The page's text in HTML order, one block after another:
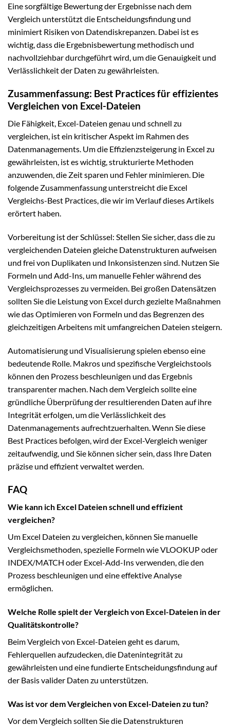
Eine sorgfältige Bewertung der Ergebnisse nach dem
Vergleich unterstützt die Entscheidungsfindung und
minimiert Risiken von Datendiskrepanzen. Dabei ist es
wichtig, dass die Ergebnisbewertung methodisch und
nachvollziehbar durchgeführt wird, um die Genauigkeit und
Verlässlichkeit der Daten zu gewährleisten.
Zusammenfassung: Best Practices für effizientes
Vergleichen von Excel-Dateien
Die Fähigkeit, Excel-Dateien genau und schnell zu
vergleichen, ist ein kritischer Aspekt im Rahmen des
Datenmanagements. Um die Effizienzsteigerung in Excel zu
gewährleisten, ist es wichtig, strukturierte Methoden
anzuwenden, die Zeit sparen und Fehler minimieren. Die
folgende Zusammenfassung unterstreicht die Excel
Vergleichs-Best Practices, die wir im Verlauf dieses Artikels
erörtert haben.
Vorbereitung ist der Schlüssel: Stellen Sie sicher, dass die zu
vergleichenden Dateien gleiche Datenstrukturen aufweisen
und frei von Duplikaten und Inkonsistenzen sind. Nutzen Sie
Formeln und Add-Ins, um manuelle Fehler während des
Vergleichsprozesses zu vermeiden. Bei großen Datensätzen
sollten Sie die Leistung von Excel durch gezielte Maßnahmen
wie das Optimieren von Formeln und das Begrenzen des
gleichzeitigen Arbeitens mit umfangreichen Dateien steigern.
Automatisierung und Visualisierung spielen ebenso eine
bedeutende Rolle. Makros und spezifische Vergleichstools
können den Prozess beschleunigen und das Ergebnis
transparenter machen. Nach dem Vergleich sollte eine
gründliche Überprüfung der resultierenden Daten auf ihre
Integrität erfolgen, um die Verlässlichkeit des
Datenmanagements aufrechtzuerhalten. Wenn Sie diese
Best Practices befolgen, wird der Excel-Vergleich weniger
zeitaufwendig, und Sie können sicher sein, dass Ihre Daten
präzise und effizient verwaltet werden.
FAQ
Wie kann ich Excel Dateien schnell und effizient
vergleichen?
Um Excel Dateien zu vergleichen, können Sie manuelle
Vergleichsmethoden, spezielle Formeln wie VLOOKUP oder
INDEX/MATCH oder Excel-Add-Ins verwenden, die den
Prozess beschleunigen und eine effektive Analyse
ermöglichen.
Welche Rolle spielt der Vergleich von Excel-Dateien in der
Qualitätskontrolle?
Beim Vergleich von Excel-Dateien geht es darum,
Fehlerquellen aufzudecken, die Datenintegrität zu
gewährleisten und eine fundierte Entscheidungsfindung auf
der Basis valider Daten zu unterstützen.
Was ist vor dem Vergleichen von Excel-Dateien zu tun?
Vor dem Vergleich sollten Sie die Datenstrukturen